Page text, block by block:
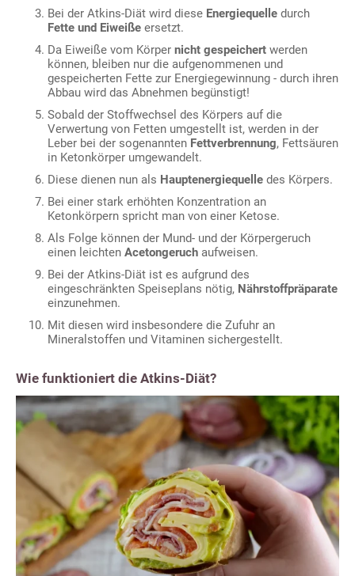
Bei der Atkins-Diät wird diese Energiequelle durch
Fette und Eiweiße ersetzt.
Da Eiweiße vom Körper nicht gespeichert werden
können, bleiben nur die aufgenommenen und
gespeicherten Fette zur Energiegewinnung - durch ihren
Abbau wird das Abnehmen begünstigt!
Sobald der Stoffwechsel des Körpers auf die
Verwertung von Fetten umgestellt ist, werden in der
Leber bei der sogenannten Fettverbrennung, Fettsäuren
in Ketonkörper umgewandelt.
Diese dienen nun als Hauptenergiequelle des Körpers.
Bei einer stark erhöhten Konzentration an
Ketonkörpern spricht man von einer Ketose.
Als Folge können der Mund- und der Körpergeruch
einen leichten Acetongeruch aufweisen.
Bei der Atkins-Diät ist es aufgrund des
eingeschränkten Speiseplans nötig, Nährstoffpräparate
einzunehmen.
Mit diesen wird insbesondere die Zufuhr an
Mineralstoffen und Vitaminen sichergestellt.
Wie funktioniert die Atkins-Diät?